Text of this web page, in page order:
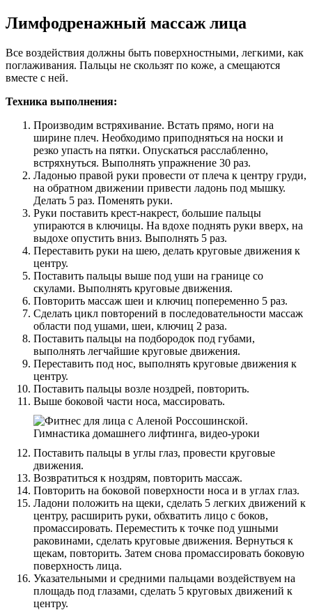
Лимфодренажный массаж лица
Все воздействия должны быть поверхностными, легкими, как
поглаживания. Пальцы не скользят по коже, а смещаются
вместе с ней.
Техника выполнения:
Производим встряхивание. Встать прямо, ноги на
ширине плеч. Необходимо приподняться на носки и
резко упасть на пятки. Опускаться расслабленно,
встряхнуться. Выполнять упражнение 30 раз.
Ладонью правой руки провести от плеча к центру груди,
на обратном движении привести ладонь под мышку.
Делать 5 раз. Поменять руки.
Руки поставить крест-накрест, большие пальцы
упираются в ключицы. На вдохе поднять руки вверх, на
выдохе опустить вниз. Выполнять 5 раз.
Переставить руки на шею, делать круговые движения к
центру.
Поставить пальцы выше под уши на границе со
скулами. Выполнять круговые движения.
Повторить массаж шеи и ключиц попеременно 5 раз.
Сделать цикл повторений в последовательности массаж
области под ушами, шеи, ключиц 2 раза.
Поставить пальцы на подбородок под губами,
выполнять легчайшие круговые движения.
Переставить под нос, выполнять круговые движения к
центру.
Поставить пальцы возле ноздрей, повторить.
Выше боковой части носа, массировать.
Поставить пальцы в углы глаз, провести круговые
движения.
Возвратиться к ноздрям, повторить массаж.
Повторить на боковой поверхности носа и в углах глаз.
Ладони положить на щеки, сделать 5 легких движений к
центру, расширить руки, обхватить лицо с боков,
промассировать. Переместить к точке под ушными
раковинами, сделать круговые движения. Вернуться к
щекам, повторить. Затем снова промассировать боковую
поверхность лица.
Указательными и средними пальцами воздействуем на
площадь под глазами, сделать 5 круговых движений к
центру.